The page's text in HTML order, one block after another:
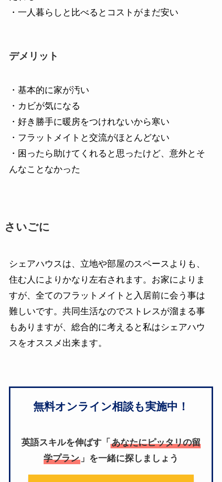
・一人暮らしと比べるとコストがまだ安い
デメリット
・基本的に家が汚い
・カビが気になる
・好き勝手に暖房をつけれないから寒い
・フラットメイトと交流がほとんどない
・困ったら助けてくれると思ったけど、意外とそ
んなことなかった
さいごに
シェアハウスは、立地や部屋のスペースよりも、
住む人によりかなり左右されます。お家によりま
すが、全てのフラットメイトと入居前に会う事は
難しいです。共同生活なのでストレスが溜まる事
もありますが、総合的に考えると私はシェアハウ
スをオススメ出来ます。
無料オンライン相談も実施中！
英語スキルを伸ばす「 あなたにピッタリの留
学プラン 」を一緒に探しましょう